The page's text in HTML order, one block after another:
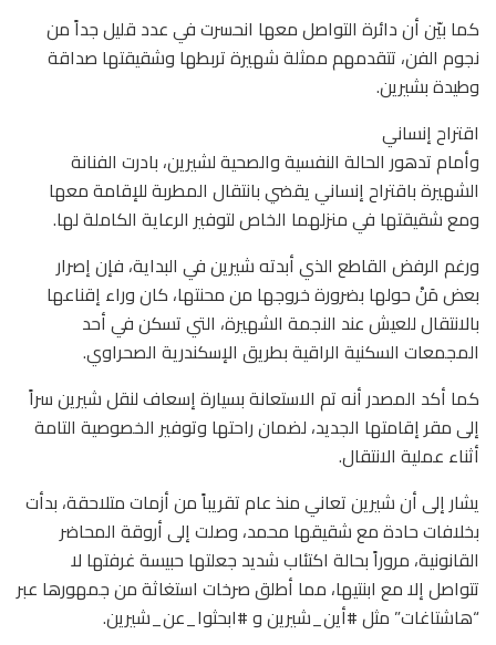
كما بيّن أن دائرة التواصل معها انحسرت في عدد قليل جداً من
نجوم الفن، تتقدمهم ممثلة شهيرة تربطها وشقيقتها صداقة
وطيدة بشيرين.
اقتراح إنساني
وأمام تدهور الحالة النفسية والصحية لشيرين، بادرت الفنانة
الشهيرة باقتراح إنساني يقضي بانتقال المطربة للإقامة معها
ومع شقيقتها في منزلهما الخاص لتوفير الرعاية الكاملة لها.
ورغم الرفض القاطع الذي أبدته شيرين في البداية، فإن إصرار
بعض مَنْ حولها بضرورة خروجها من محنتها، كان وراء إقناعها
بالانتقال للعيش عند النجمة الشهيرة، التي تسكن في أحد
المجمعات السكنية الراقية بطريق الإسكندرية الصحراوي.
كما أكد المصدر أنه تم الاستعانة بسيارة إسعاف لنقل شيرين سراً
إلى مقر إقامتها الجديد، لضمان راحتها وتوفير الخصوصية التامة
أثناء عملية الانتقال.
يشار إلى أن شيرين تعاني منذ عام تقريباً من أزمات متلاحقة، بدأت
بخلافات حادة مع شقيقها محمد، وصلت إلى أروقة المحاضر
القانونية، مروراً بحالة اكتئاب شديد جعلتها حبيسة غرفتها لا
تتواصل إلا مع ابنتيها، مما أطلق صرخات استغاثة من جمهورها عبر
“هاشتاغات” مثل #أين_شيرين و #ابحثوا_عن_شيرين.